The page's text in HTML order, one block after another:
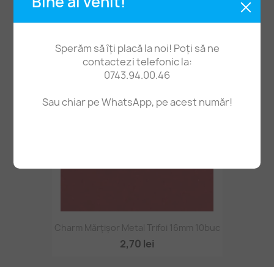
Sperăm să îți placă la noi! Poți să ne
contactezi telefonic la:
0743.94.00.46
Sau chiar pe WhatsApp, pe acest număr!
Charm Mărțișor Metal Trifoi 16mm 10buc
2,70 lei